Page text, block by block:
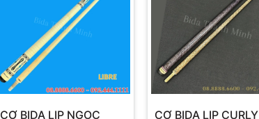
CƠ BIDA LIP NGỌC
CƠ BIDA LIP CURLY